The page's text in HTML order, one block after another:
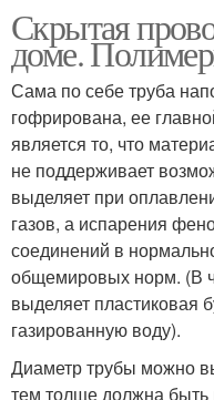
Скрытая
доме.
Сама по себе труба
гофрирована, ее
является то, что
не поддерживает
выделяет при
газов, а испарения
соединений в
общемировых норм. (В
выделяет пластиковая
газированную воду).
Диаметр трубы можно
тем толще должна быть